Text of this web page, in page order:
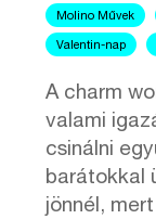
Molino Művek
Valentin-nap
A charm
valami
csinálni
barátokkal
jönnél,